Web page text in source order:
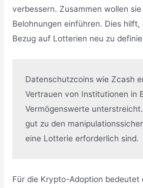
verbessern. Zusammen wollen
Belohnungen einführen. Dies hilft,
Bezug auf Lotterien neu zu
Datenschutzcoins wie Zcash
Vertrauen von Institutionen in
Vermögenswerte
gut zu den
eine Lotterie erforderlich sind.
Für die Krypto-Adoption bedeutet